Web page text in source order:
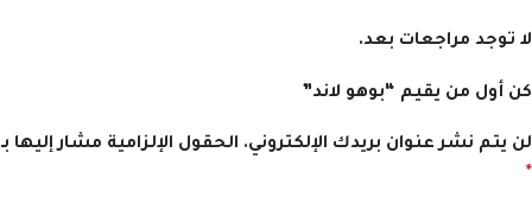
لا توجد مراجعات بعد.
كن أول من يقيم “بوهو لاند”
لن يتم نشر عنوان بريدك الإلكتروني. الحقول الإلزامية مشار إليها بـ
*